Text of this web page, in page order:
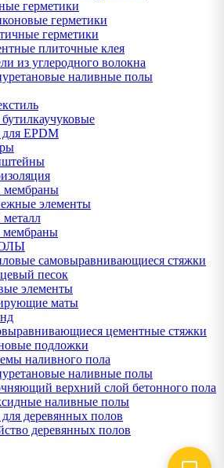
герметики
герметики
герметики
плиточные клея
из углеродного волокна
наливные полы
EPDM
элементы
самовыравнивающиеся стяжки
песок
элементы
маты
цементные стяжки
подложки
наливного пола
наливные полы
верхний слой бетонного пола
наливные полы
деревянных полов
деревянных полов